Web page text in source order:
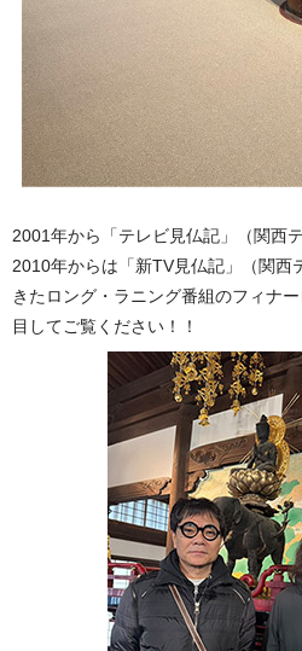
2001年から「テレビ見仏記」（関西
2010年からは「新TV見仏記」（関西
きたロング・ラニング番組のフィナ
目してご覧ください！！